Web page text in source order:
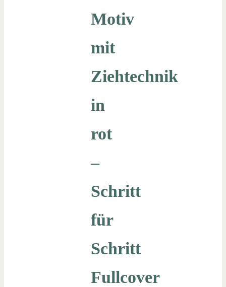
Motiv
mit
Ziehtechnik
in
rot
–
Schritt
für
Schritt
Fullcover